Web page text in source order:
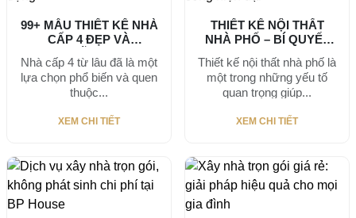
99+ MẪU THIẾT KẾ NHÀ
CẤP 4 ĐẸP VÀ
Nhà cấp 4 từ lâu đã là một
lựa chọn phổ biến và quen
thuộc...
XEM CHI TIẾT
THIẾT KẾ NỘI THẤT
NHÀ PHỐ – BÍ QUYẾT
Thiết kế nội thất nhà phố là
một trong những yếu tố
quan trọng giúp...
XEM CHI TIẾT